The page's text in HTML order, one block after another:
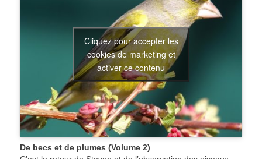
Cliquez pour accepter les
cookies de marketing et
activer ce contenu
De becs et de plumes (Volume 2)